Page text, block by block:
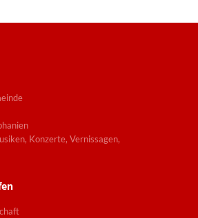
Konzerte, Vernissagen,